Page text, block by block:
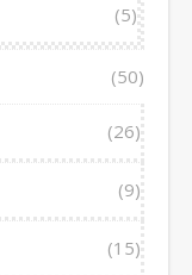
(5)
(50)
(26)
(9)
(15)